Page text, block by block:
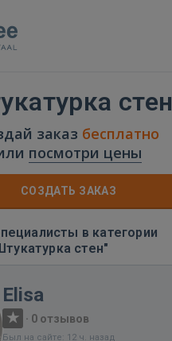
стен
заказ бесплатно
посмотри цены
СОЗДАТЬ ЗАКАЗ
в категории
стен"
Elisa
· 0 отзывов
Был на сайте: 12 ч. назад